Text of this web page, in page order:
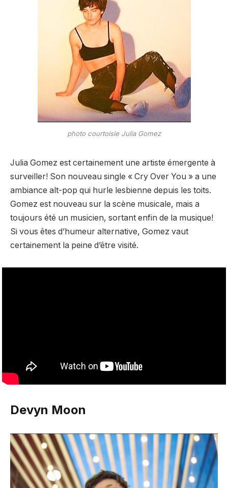
photo courtoisie Julia Gomez
Julia Gomez est certainement une artiste émergente à
surveiller! Son nouveau single « Cry Over You » a une
ambiance alt-pop qui hurle lesbienne depuis les toits.
Gomez est nouveau sur la scène musicale, mais a
toujours été un musicien, sortant enfin de la musique!
Si vous êtes d’humeur alternative, Gomez vaut
certainement la peine d’être visité.
Devyn Moon